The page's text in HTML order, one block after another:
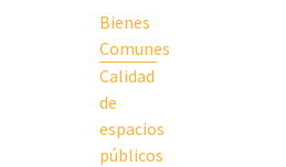
Bienes
Comunes
Calidad
de
espacios
públicos